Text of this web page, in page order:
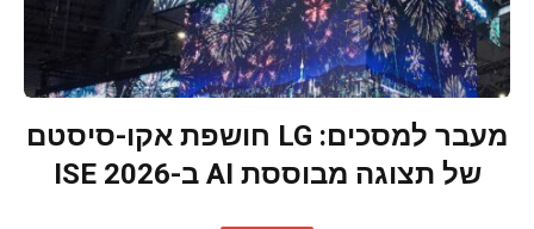
מעבר למסכים: LG חושפת אקו-סיסטם
של תצוגה מבוססת AI ב-ISE 2026